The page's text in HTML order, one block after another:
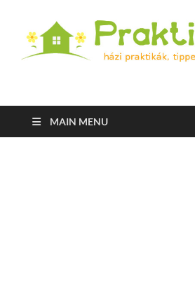
Praktikak.hu
MAIN MENU